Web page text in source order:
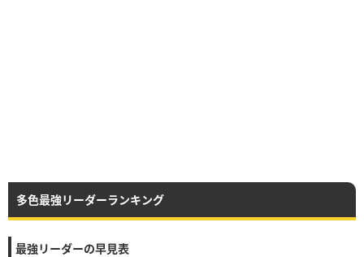
多色最強リーダーランキング
最強リーダーの早見表